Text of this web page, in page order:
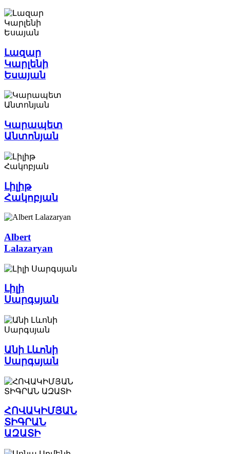
Լազար
Կարլենի
Եսայան
Կարապետ
Անտոնյան
Լիլիթ
Հակոբյան
Albert
Lalazaryan
Լիլի
Սարգսյան
Անի Լևոնի
Սարգսյան
ՀՈՎԱԿԻՄՅԱՆ
ՏԻԳՐԱՆ
ԱԶԱՏԻ